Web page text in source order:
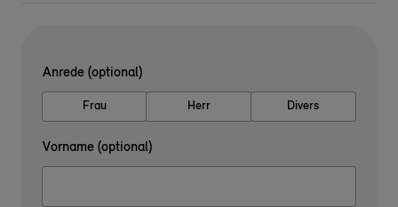
Anrede (optional)
Frau Herr Divers
Vorname (optional)